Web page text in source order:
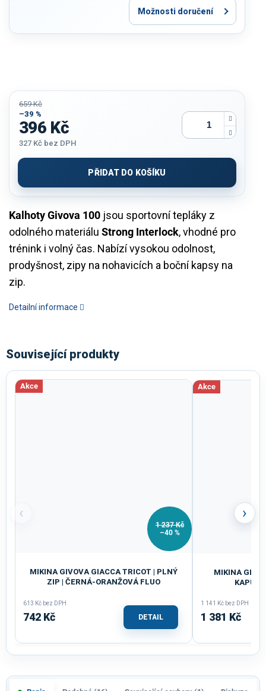
Možnosti doručení
Kalhoty Givova 100 jsou sportovní tepláky z
odolného materiálu Strong Interlock, vhodné pro
trénink i volný čas. Nabízí vysokou odolnost,
prodyšnost, zipy na nohavicích a boční kapsy na
zip.
Detailní informace
659 Kč
–39 %
396 Kč
327 Kč bez DPH
cena:
PŘIDAT DO KOŠÍKU
Související produkty
‹
Akce
1 237 Kč
–40 %
MIKINA GIVOVA GIACCA TRICOT | PLNÝ
ZIP | ČERNÁ-ORANŽOVÁ FLUO
613 Kč bez DPH
742 Kč DETAIL
Akce
MIKINA
KAPUCÍ
1 141 Kč bez DPH
1 381 Kč
›